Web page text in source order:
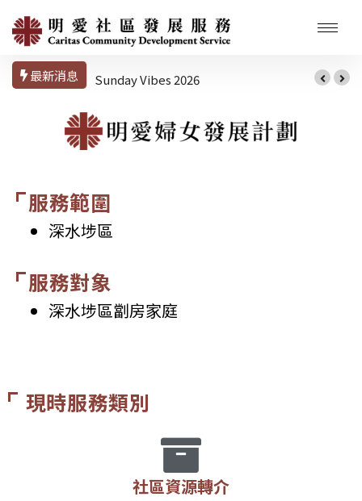
最新消息 Sunday Vibes 2026
服務範圍
深水埗區
服務對象
深水埗區劏房家庭
現時服務類別
社區資源轉介